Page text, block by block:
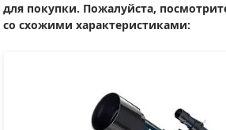
Тестеры качества воды
Теодолиты
Прочее
для покупки. Пожалуйста,
со схожими характеристиками: